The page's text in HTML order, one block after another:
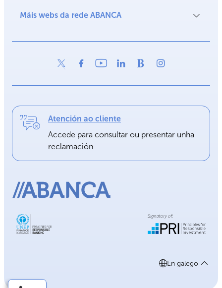
Máis webs da rede ABANCA
Atención ao cliente
Accede para consultar ou presentar unha
reclamación
En galego